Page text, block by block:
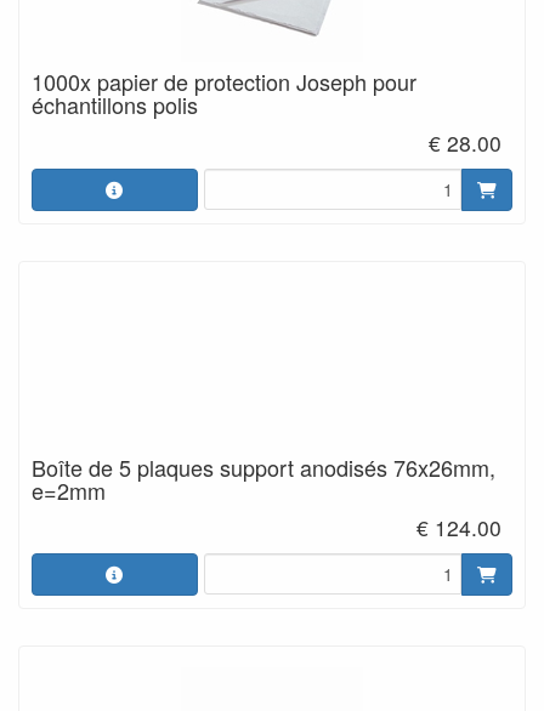
1000x papier de protection Joseph pour
échantillons polis
€ 28.00
Boîte de 5 plaques support anodisés 76x26mm,
e=2mm
€ 124.00